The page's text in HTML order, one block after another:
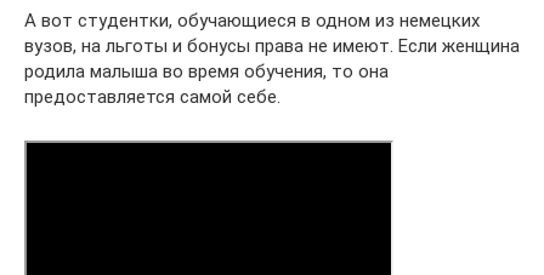
А вот студентки, обучающиеся в одном из немецких
вузов, на льготы и бонусы права не имеют. Если женщина
родила малыша во время обучения, то она
предоставляется самой себе.